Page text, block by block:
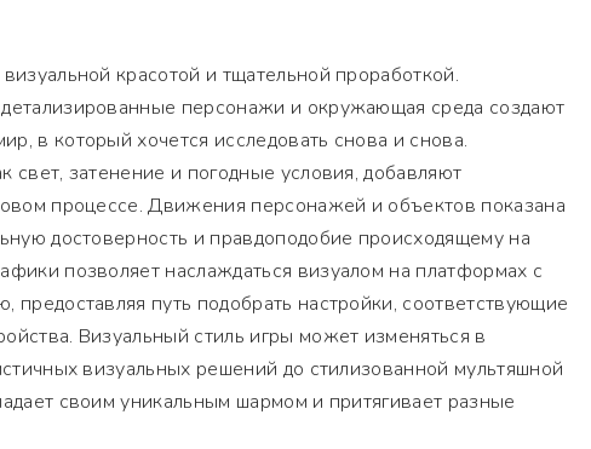
красотой и тщательной проработкой.
персонажи и окружающая среда создают
в который хочется исследовать снова и снова.
свет, затенение и погодные условия, добавляют
процессе. Движения персонажей и объектов показана
достоверность и правдоподобие происходящему на
позволяет наслаждаться визуалом на платформах с
предоставляя путь подобрать настройки, соответствующие
Визуальный стиль игры может изменяться в
визуальных решений до стилизованной мультяшной
своим уникальным шармом и притягивает разные